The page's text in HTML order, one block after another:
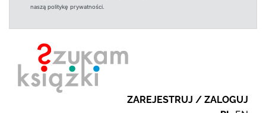
naszą politykę prywatności.
ZAREJESTRUJ / ZALOGUJ